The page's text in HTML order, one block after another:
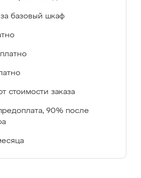
за базовый шкаф
стоимости заказа
90% после